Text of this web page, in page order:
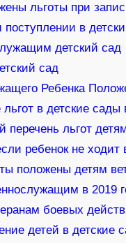
льготы при
поступлении в
детский сад
сад
Ребенка
льгот в детские
перечень льгот
ребенок не ходит
положены детям
в 2019
боевых
детей в детские